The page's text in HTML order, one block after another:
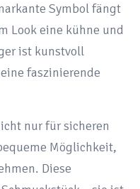
Symbol fängt
Look eine kühne und
ist kunstvoll
faszinierende
nur für sicheren
Möglichkeit,
Diese